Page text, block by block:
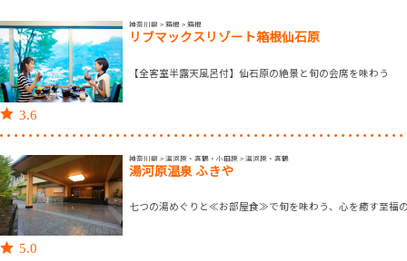
3.6
神奈川県 > 箱根 > 箱根
リブマックスリゾート箱根仙石原
【全客室半露天風呂付】仙石原の絶景と旬の会席を味わう
5.0
神奈川県 > 湯河原・真鶴・小田原 > 湯河原・真鶴
湯河原温泉 ふきや
七つの湯めぐりと≪お部屋食≫で旬を味わう、心を癒す至福